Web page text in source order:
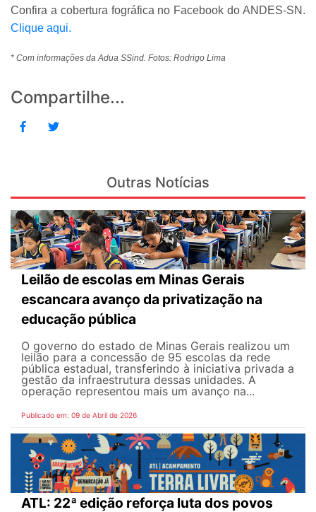
Confira a cobertura fográfica no Facebook do ANDES-SN.
Clique aqui.
* Com informações da Adua SSind. Fotos: Rodrigo Lima
Compartilhe...
Outras Notícias
Leilão de escolas em Minas Gerais
escancara avanço da privatização na
educação pública
O governo do estado de Minas Gerais realizou um
leilão para a concessão de 95 escolas da rede
pública estadual, transferindo à iniciativa privada a
gestão da infraestrutura dessas unidades. A
operação representou mais um avanço na...
Publicado em: 09 de Abril de 2026
ATL: 22ª edição reforça luta dos povos